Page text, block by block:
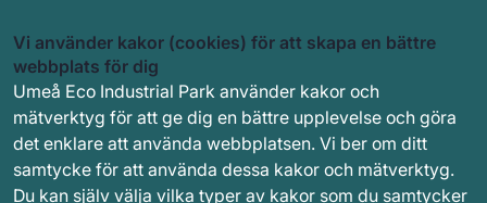
Vi använder kakor (cookies) för att skapa en bättre
webbplats för dig
Umeå Eco Industrial Park använder kakor och
mätverktyg för att ge dig en bättre upplevelse och göra
det enklare att använda webbplatsen. Vi ber om ditt
samtycke för att använda dessa kakor och mätverktyg.
Du kan själv välja vilka typer av kakor som du samtycker